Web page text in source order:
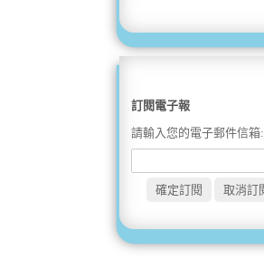
訂閱電子報
請輸入您的電子郵件信箱: